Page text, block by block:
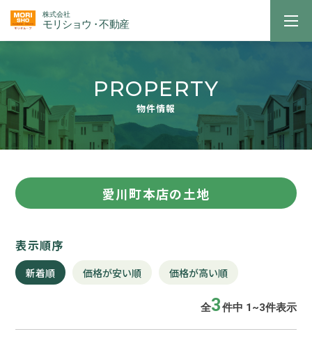
PROPERTY
物件情報
愛川町本店の土地
表示順序
新着順 価格が安い順 価格が高い順
全3件中 1~3件表示